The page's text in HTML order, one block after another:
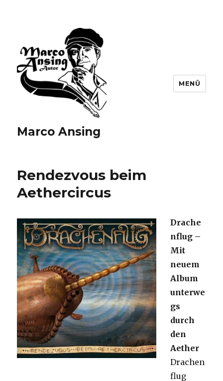
Marco Ansing
MENÜ
Rendezvous beim
Aethercircus
Drache
nflug –
Mit
neuem
Album
unterwe
gs
durch
den
Aether
Drachen
flug